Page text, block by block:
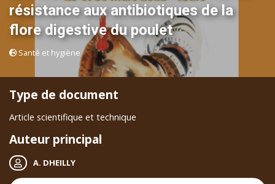
résistance aux antibiotiques de la
flore digestive du poulet
Santé et hygiène
Type de document
Article scientifique et technique
Auteur principal
A. DHEILLY